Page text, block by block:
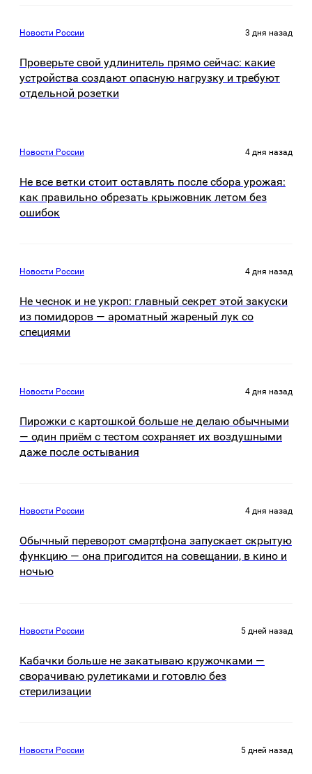
Новости России 3 дня назад
Проверьте свой удлинитель прямо сейчас: какие
устройства создают опасную нагрузку и требуют
отдельной розетки
Новости России 4 дня назад
Не все ветки стоит оставлять после сбора урожая:
как правильно обрезать крыжовник летом без
ошибок
Новости России 4 дня назад
Не чеснок и не укроп: главный секрет этой закуски
из помидоров — ароматный жареный лук со
специями
Новости России 4 дня назад
Пирожки с картошкой больше не делаю обычными
— один приём с тестом сохраняет их воздушными
даже после остывания
Новости России 4 дня назад
Обычный переворот смартфона запускает скрытую
функцию — она пригодится на совещании, в кино и
ночью
Новости России 5 дней назад
Кабачки больше не закатываю кружочками —
сворачиваю рулетиками и готовлю без
стерилизации
Новости России 5 дней назад